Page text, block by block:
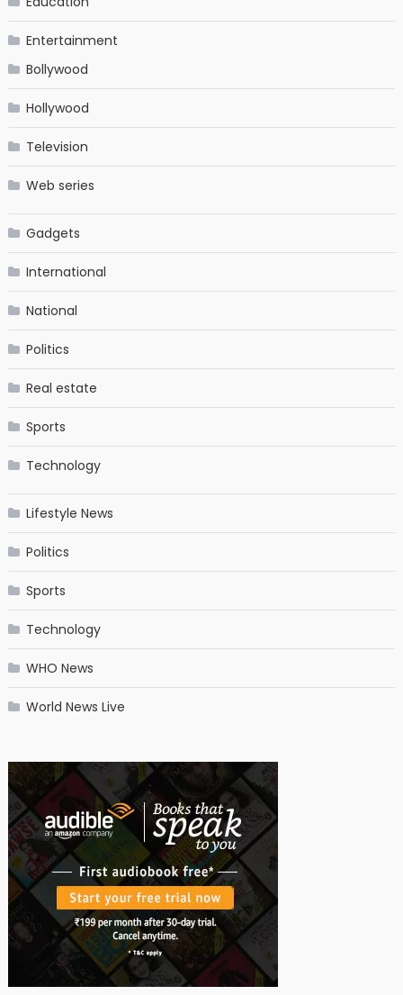
Entertainment
Bollywood
Hollywood
Television
Web series
Gadgets
International
National
Politics
Real estate
Sports
Technology
Lifestyle News
Politics
Sports
Technology
WHO News
World News Live